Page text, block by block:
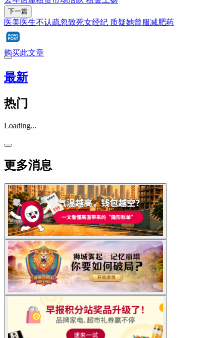
下一篇
医美医生不认疏忽致死女经纪 质疑她曾服减肥药
购买此文章
最新
热门
Loading...
更多消息